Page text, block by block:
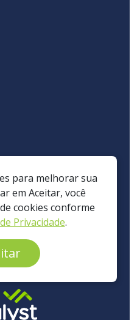
para receber o contato
para melhorar sua
em Aceitar, você
cookies conforme
Privacidade.